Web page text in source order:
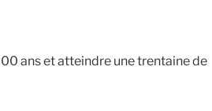
ans et atteindre une trentaine de